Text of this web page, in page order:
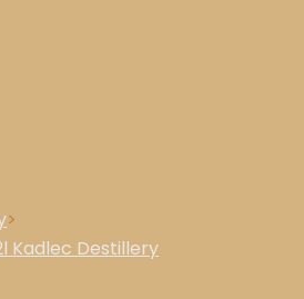
>
Kadlec Destillery